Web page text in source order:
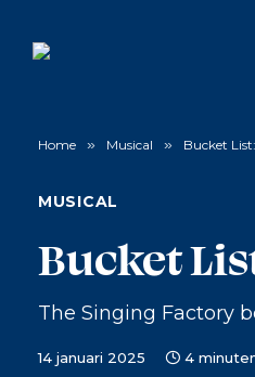
Home » Musical » Bucket
MUSICAL
Bucket
The Singing Factory
14 januari 2025 4